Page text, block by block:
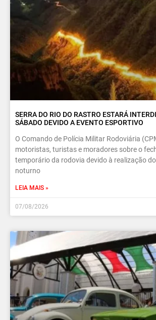
SERRA DO RIO DO RASTRO ESTARÁ
SÁBADO DEVIDO A EVENTO ESPORTIVO
O Comando de Polícia Militar Rodoviária
motoristas, turistas e moradores sobre o
temporário da rodovia devido à realização
noturno
LEIA MAIS »
07/08/2026